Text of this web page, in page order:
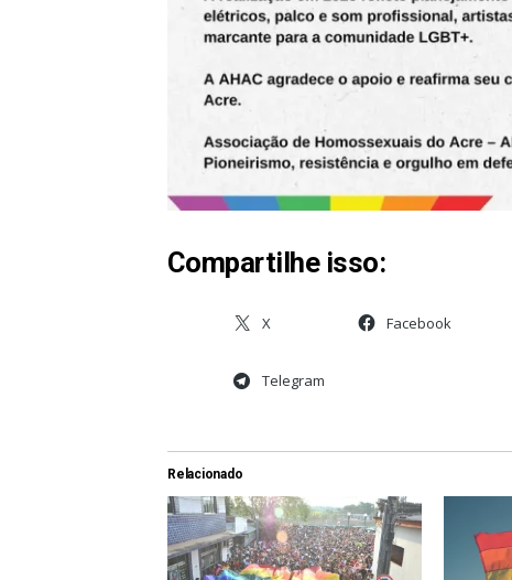
Compartilhe isso:
X Facebook
Telegram
Relacionado